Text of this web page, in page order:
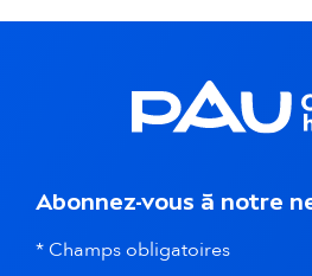
Abonnez-vous à notre
* Champs obligatoires